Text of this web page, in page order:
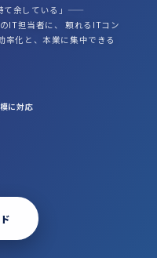
て余している」——
IT担当者に、 頼れるITコン
率化と、本業に集中できる
に対応